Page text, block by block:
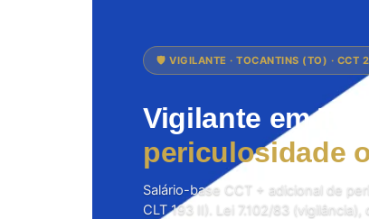
🛡️ VIGILANTE · TOCANTINS (TO) · CCT
Vigilante em
periculosidade
Salário-base CCT + adicional de
CLT 193 II). Lei 7.102/83